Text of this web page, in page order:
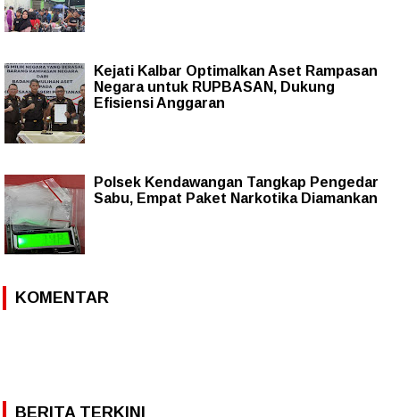
Kejati Kalbar Optimalkan Aset Rampasan
Negara untuk RUPBASAN, Dukung
Efisiensi Anggaran
Polsek Kendawangan Tangkap Pengedar
Sabu, Empat Paket Narkotika Diamankan
KOMENTAR
BERITA TERKINI